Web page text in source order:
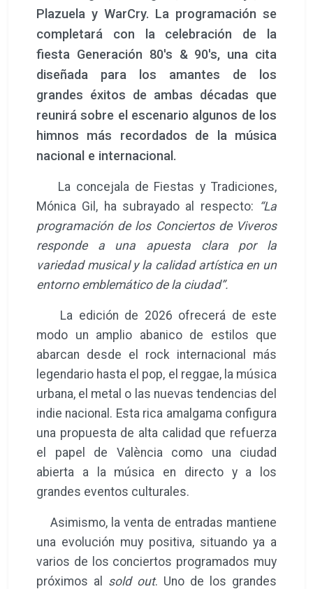
Plazuela y WarCry. La programación se
completará con la celebración de la
fiesta Generación 80's & 90's, una cita
diseñada para los amantes de los
grandes éxitos de ambas décadas que
reunirá sobre el escenario algunos de los
himnos más recordados de la música
nacional e internacional.
La concejala de Fiestas y Tradiciones,
Mónica Gil, ha subrayado al respecto: “La
programación de los Conciertos de Viveros
responde a una apuesta clara por la
variedad musical y la calidad artística en un
entorno emblemático de la ciudad”.
La edición de 2026 ofrecerá de este
modo un amplio abanico de estilos que
abarcan desde el rock internacional más
legendario hasta el pop, el reggae, la música
urbana, el metal o las nuevas tendencias del
indie nacional. Esta rica amalgama configura
una propuesta de alta calidad que refuerza
el papel de València como una ciudad
abierta a la música en directo y a los
grandes eventos culturales.
Asimismo, la venta de entradas mantiene
una evolución muy positiva, situando ya a
varios de los conciertos programados muy
próximos al sold out. Uno de los grandes